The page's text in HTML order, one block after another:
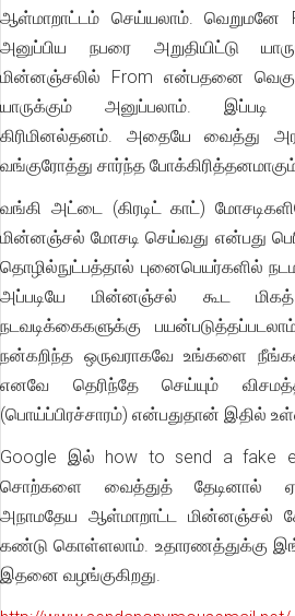
ஆள்மாறாட்டம் செய்யலாம். வெறுமனே
அனுப்பிய நபரை அறுதியிட்டு
மின்னஞ்சலில் From என்பதனை வெகு
யாருக்கும் அனுப்பலாம். இப்படி
கிரிமினல்தனம். அதையே வைத்து
வங்குரோத்து சார்ந்த
வங்கி அட்டை (கிரடிட் காட்)
மின்னஞ்சல் மோசடி செய்வது என்பது
தொழில்நுட்பத்தால் புனைபெயர்களில்
அப்படியே மின்னஞ்சல் கூட
நடவடிக்கைகளுக்கு
நன்கறிந்த ஒருவராகவே உங்களை
எனவே தெரிந்தே செய்யும்
(பொய்ப்பிரச்சாரம்) என்பதுதான் இதில்
Google இல் how to send a fake
சொற்களை வைத்துத் தேடினால்
அநாமதேய ஆள்மாறாட்ட மின்னஞ்சல்
கண்டு கொள்ளலாம். உதாரணத்துக்கு
இதனை வழங்குகிறது.